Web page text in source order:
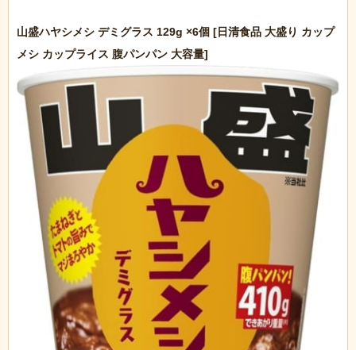
山盛ハヤシメシ デミグラス 129g ×6個 [日清食品 大盛り カップ